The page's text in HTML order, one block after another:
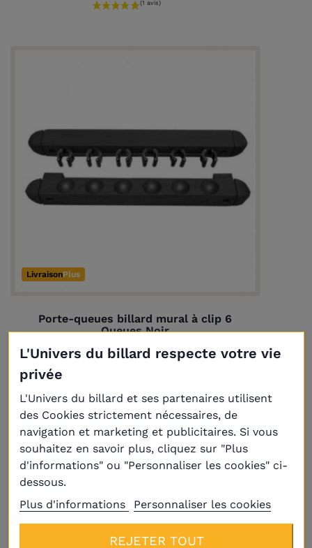
LivraisonPlus
Porte-queues billard mural à clip 6
Queues Noir
14,00 €
Produits de la même
catégorie
L'Univers du billard respecte votre vie
privée
L'Univers du billard et ses partenaires utilisent
des Cookies strictement nécessaires, de
navigation et marketing et publicitaires. Si vous
souhaitez en savoir plus, cliquez sur "Plus
d'informations" ou "Personnaliser les cookies" ci-
dessous.
Plus d'informations
Personnaliser les cookies
REJETER TOUT